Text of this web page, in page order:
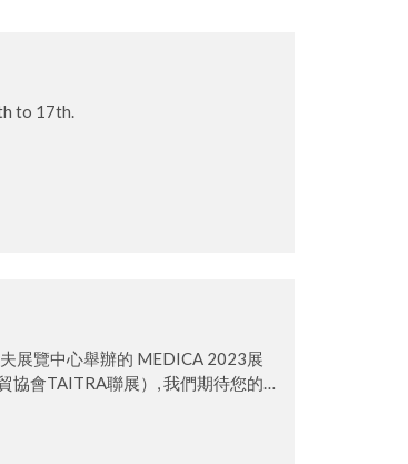
to 17th.
展覽中心舉辦的 MEDICA 2023展
協會TAITRA聯展）, 我們期待您的